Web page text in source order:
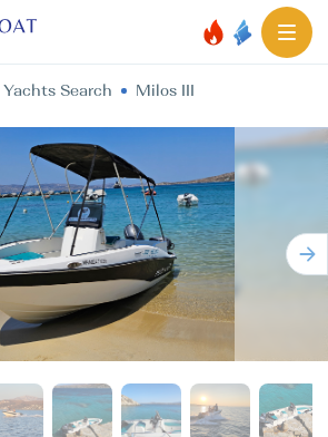
Yachts Search Milos III